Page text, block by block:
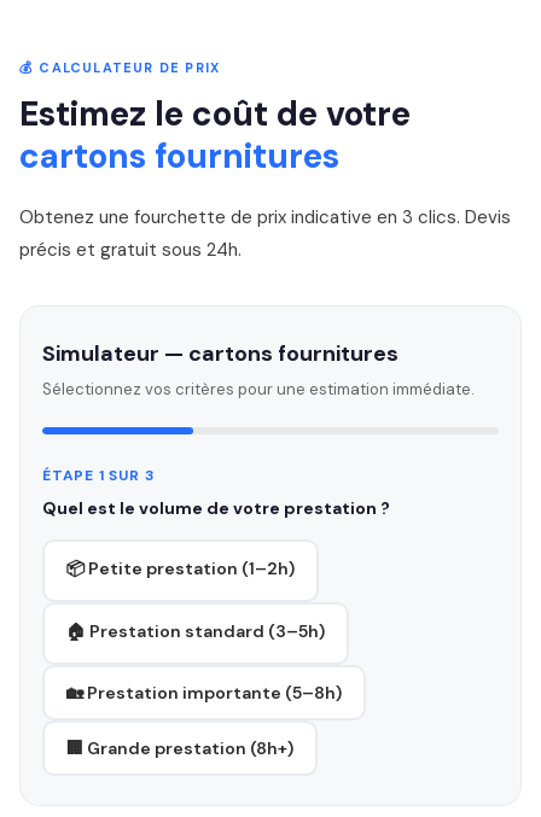
💰 CALCULATEUR DE PRIX
Estimez le coût de votre
cartons fournitures
Obtenez une fourchette de prix indicative en 3 clics. Devis
précis et gratuit sous 24h.
Simulateur — cartons fournitures
Sélectionnez vos critères pour une estimation immédiate.
ÉTAPE 1 SUR 3
Quel est le volume de votre prestation ?
📦 Petite prestation (1–2h)
🏠 Prestation standard (3–5h)
🏡 Prestation importante (5–8h)
🏢 Grande prestation (8h+)